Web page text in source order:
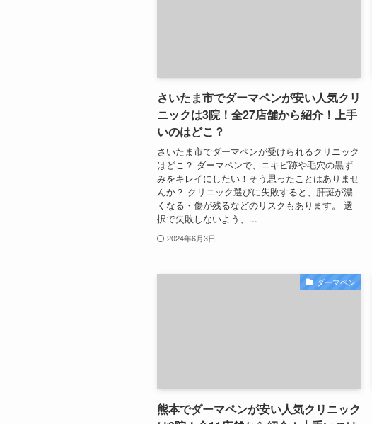
さいたま市でダーマペンが安い人気クリ
ニックは3院！全27店舗から紹介！上手
いのはどこ？
さいたま市でダーマペンが受けられるクリニック
はどこ？ ダーマペンで、ニキビ跡や毛穴の黒ず
みをキレイにしたい！そう思ったことはありませ
んか？ クリニック選びに失敗すると、肝斑が濃
くなる・傷が残るなどのリスクもあります。 選
択で失敗しないよう、...
2024年6月3日
ダーマペン
熊本でダーマペンが安い人気クリニック